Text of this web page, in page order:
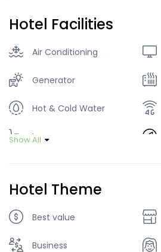
Hotel Facilities
Air Conditioning
Generator
Hot & Cold Water
Lawn
Smoking Room
Washer & Dryer
Show All
Hotel Theme
Best value
Business